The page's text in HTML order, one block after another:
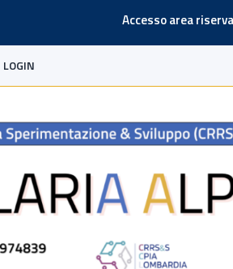
Accesso area
LOGIN